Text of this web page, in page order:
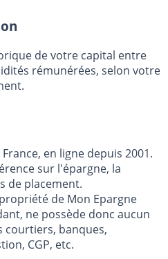
de votre capital entre
rémunérées, selon votre
en ligne depuis 2001.
sur l'épargne, la
de placement.
de Mon Epargne
ne possède donc aucun
banques,